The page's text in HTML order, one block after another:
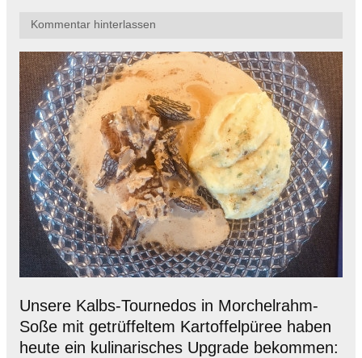
Kommentar hinterlassen
Unsere Kalbs-Tournedos in Morchelrahm-
Soße mit getrüffeltem Kartoffelpüree haben
heute ein kulinarisches Upgrade bekommen: